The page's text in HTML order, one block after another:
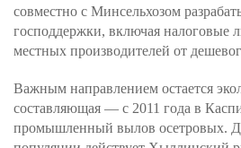
совместно с Минсельхозом
господдержки, включая налоговые
местных производителей от
Важным направлением остается
составляющая — с 2011 года в
промышленный вылов осетровых.